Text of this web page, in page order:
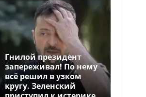
Гнилой президент
запереживал! По нему
всё решил в узком
кругу. Зеленский